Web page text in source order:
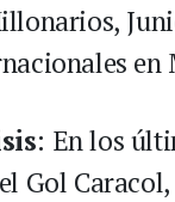
en
: En los
Gol